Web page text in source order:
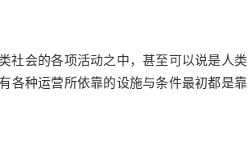
社会的各项活动之中，甚至可以说是人类
各种运营所依靠的设施与条件最初都是靠